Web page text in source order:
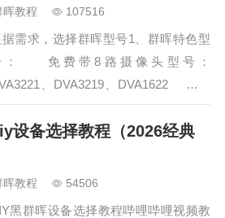
（按一下开关机按钮，稍等片刻就会
机）第2步：群晖开机第3步：进入U盘
导选项后，快速按键盘”下键“选择”
晖教程 107516
需求，选择群晖型号1、群晖特色型
： 免费带8路摄像头型号：
、DVA3219、DVA1622 自带
伟达独显驱动型号：DVA3221、
、DVA1622 CPU核心＞24推
设备选择教程（2026经典
晖教程 54506
黑群晖设备选择教程哔哩哔哩视频教